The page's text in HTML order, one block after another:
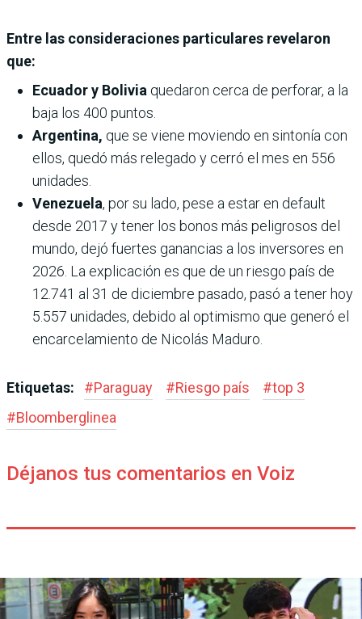
Entre las consideraciones particulares revelaron
que:
Ecuador y Bolivia quedaron cerca de perforar, a la
baja los 400 puntos.
Argentina, que se viene moviendo en sintonía con
ellos, quedó más relegado y cerró el mes en 556
unidades.
Venezuela, por su lado, pese a estar en default
desde 2017 y tener los bonos más peligrosos del
mundo, dejó fuertes ganancias a los inversores en
2026. La explicación es que de un riesgo país de
12.741 al 31 de diciembre pasado, pasó a tener hoy
5.557 unidades, debido al optimismo que generó el
encarcelamiento de Nicolás Maduro.
Etiquetas: #Paraguay #Riesgo país #top 3
#Bloomberglinea
Déjanos tus comentarios en Voiz